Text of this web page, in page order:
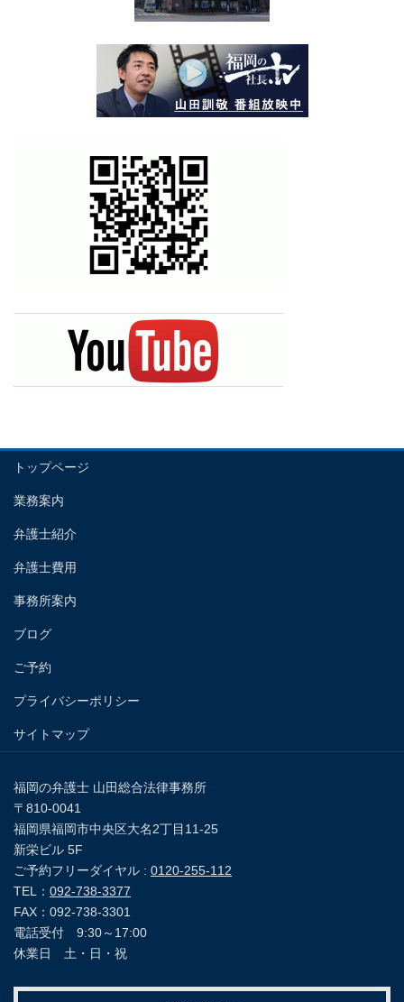
トップページ
業務案内
弁護士紹介
弁護士費用
事務所案内
ブログ
ご予約
プライバシーポリシー
サイトマップ
福岡の弁護士 山田総合法律事務所
〒810-0041
福岡県福岡市中央区大名2丁目11-25
新栄ビル 5F
ご予約フリーダイヤル : 0120-255-112
TEL： 092-738-3377
FAX：092-738-3301
電話受付 9:30～17:00
休業日 土・日・祝